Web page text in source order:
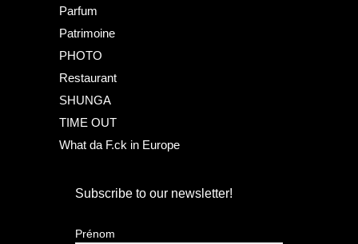
Parfum
Patrimoine
PHOTO
Restaurant
SHUNGA
TIME OUT
What da F.ck in Europe
Subscribe to our newsletter!
Prénom